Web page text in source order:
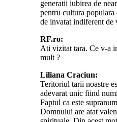
generatii iubirea de
pentru cultura populara
de invatat indiferent de
RF.ro:
Ati vizitat tara. Ce v-a
mult ?
Liliana Craciun:
Teritoriul tarii noastre
adevarat unic fiind
Faptul ca este
Domnului are atat